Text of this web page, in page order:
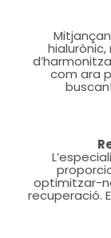
com ara
optimitzar-
recuperació.